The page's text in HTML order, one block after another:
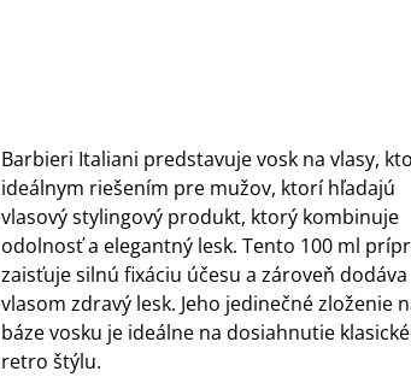
Barbieri Italiani predstavuje vosk na vlasy,
ideálnym riešením pre mužov, ktorí hľadajú
vlasový stylingový produkt, ktorý kombinuje
odolnosť a elegantný lesk. Tento 100 ml
zaisťuje silnú fixáciu účesu a zároveň dodáva
vlasom zdravý lesk. Jeho jedinečné zloženie
báze vosku je ideálne na dosiahnutie
retro štýlu.